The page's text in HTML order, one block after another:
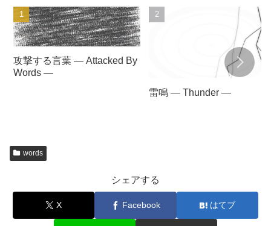
攻撃する言葉 — Attacked By
Words —
雷鳴 — Thunder —
words
シェアする
X Facebook はてブ